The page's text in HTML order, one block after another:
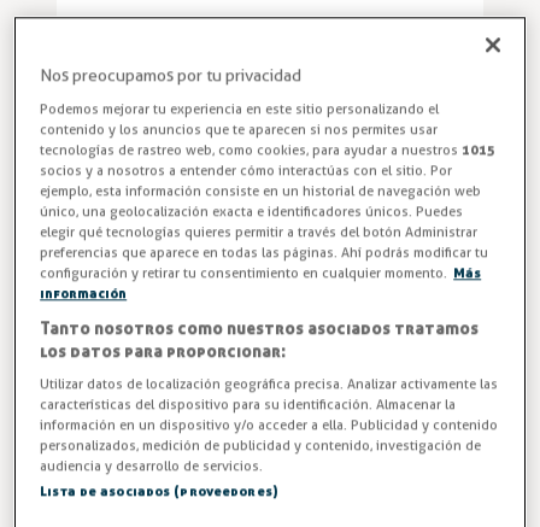
Tira Cortina Lamas PVC
Tira de PVC para cortinas de lamas modelo 2620, con
longitud de 3,7 metros. Ideal para sustituciones o
ampliaciones. Material flexible, resistente al frío y de fácil
instalación en entornos industriales y de hostelería.
Renueva tus cortinas con la tira PVC de 3,7 metros – la
solución ideal para eficiencia térmica y seguridad en tu
negocio.
Entrega en 24/48h
Nos preocupamos por tu privacidad
Podemos mejorar tu experiencia en este sitio personalizando el
contenido y los anuncios que te aparecen si nos permites usar
tecnologías de rastreo web, como cookies, para ayudar a nuestros 1015
socios y a nosotros a entender cómo interactúas con el sitio. Por
ejemplo, esta información consiste en un historial de navegación web
único, una geolocalización exacta e identificadores únicos. Puedes
elegir qué tecnologías quieres permitir a través del botón Administrar
preferencias que aparece en todas las páginas. Ahí podrás modificar tu
configuración y retirar tu consentimiento en cualquier momento. Más
información
Tanto nosotros como nuestros asociados tratamos
los datos para proporcionar:
Utilizar datos de localización geográfica precisa. Analizar activamente las
características del dispositivo para su identificación. Almacenar la
información en un dispositivo y/o acceder a ella. Publicidad y contenido
personalizados, medición de publicidad y contenido, investigación de
audiencia y desarrollo de servicios.
Lista de asociados (proveedores)